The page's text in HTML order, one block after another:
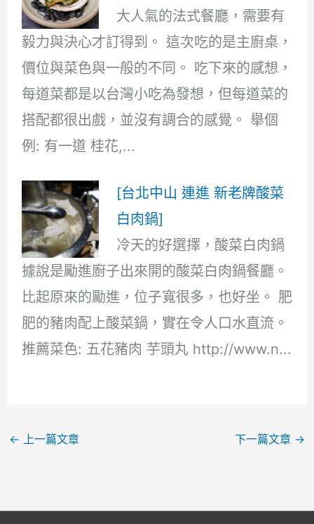
大人氣的法式餐廳，需要有
毅力與決心才訂得到。 這次吃的是主廚桌，
價位與菜色與一般的不同。 吃下來的感想，
每道菜都是以台灣小吃為發想，但每道菜的
搭配都很出戲，並沒有調合的感覺。 舉個
例: 有一道 桂花,...
[台北中山 連進 新老牌酸菜
白肉鍋]
冷天的好選擇，酸菜白肉鍋
據說是勵進廚子出來開的酸菜白肉鍋餐廳。
比起原來的勵進，位子寬很多，也好坐。 肥
肥的豬肉配上酸菜鍋，實在令人口水直流。
推薦菜色: 五花豬肉 芋頭丸 http://www.n...
← 上一篇文章 下一篇文章 →